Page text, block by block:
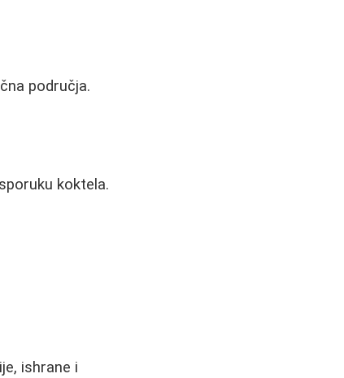
područja.
koktela.
ishrane i